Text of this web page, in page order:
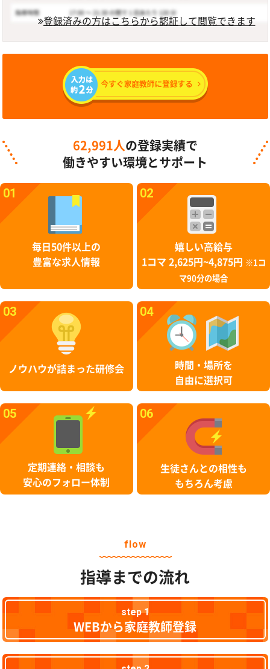
登録済みの方はこちらから認証して閲覧できます
62,991人 の登録実績で
働きやすい環境とサポート
01
毎日50件以上の
豊富な求人情報
02
嬉しい高給与
1コマ 2,625円~4,875円
※1コ
マ90分の場合
03
ノウハウが詰まった研修会
04
時間・場所を
自由に選択可
05
定期連絡・相談も
安心のフォロー体制
06
生徒さんとの相性も
もちろん考慮
flow
指導までの流れ
step 1
WEBから家庭教師登録